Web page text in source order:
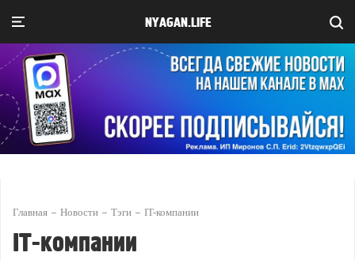
NYAGAN.LIFE
Главная Новости Тэги IT-компании
IT-компании